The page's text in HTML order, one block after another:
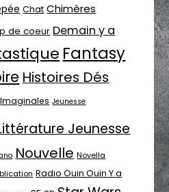
Chat Chimères
de coeur Demain y a
Fantasy
Histoires Dés
Imaginales Jeunesse
Jeunesse
Nouvelle Novella
Radio Ouin Ouin Y a